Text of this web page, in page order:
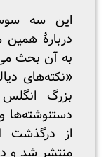
این سه
دربارۀ
به آن بحث
«نکته‌های
دستنوشته‌ها
از